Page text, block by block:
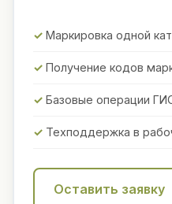
Маркировка одной
Получение кодов
Базовые операции
Техподдержка в
Оставить заявку